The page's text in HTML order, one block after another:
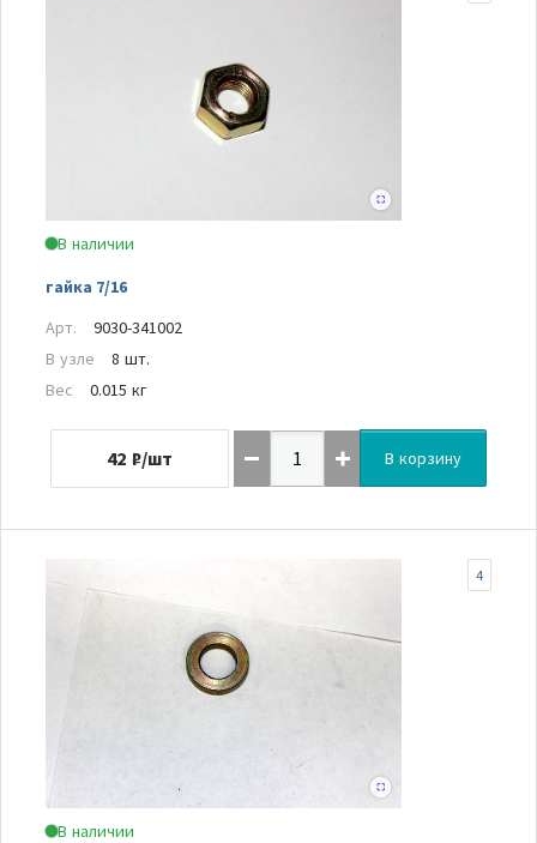
В наличии
гайка 7/16
Арт.
9030-341002
В узле
8 шт.
Вес
0.015 кг
42 ₽/шт В корзину
В наличии
4